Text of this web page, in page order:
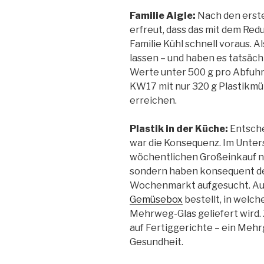
Familie Aigle: Nach den
erfreut, dass das mit dem
Familie Kühl schnell voraus.
lassen – und haben es
Werte unter 500 g pro
KW17 mit nur 320 g
erreichen.
Plastik in der Küche:
war die Konsequenz. Im
wöchentlichen Großeinkauf
sondern haben konsequent
Wochenmarkt aufgesucht.
Gemüsebox bestellt, in
Mehrweg-Glas geliefert
auf Fertiggerichte – ein
Gesundheit.